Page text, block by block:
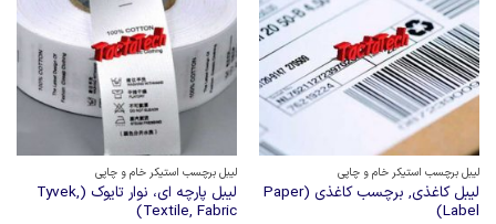
به
علاقه
ها
لیبل برچسب استیکر خام و چاپی
لیبل کاغذی, برچسب کاغذی (Paper
Label)
مندی
ها
لیبل برچسب استیکر خام و چاپی
لیبل پارچه ای، نوار تایوک (Tyvek,
Textile, Fabric)